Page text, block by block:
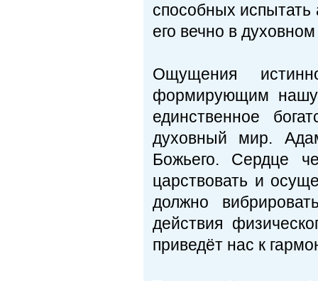
способных
его вечно в
Ощущения
формирующим нашу
единственное
духовный мир.
Божьего. Сердце
царствовать и
должно
действия
приведёт нас к